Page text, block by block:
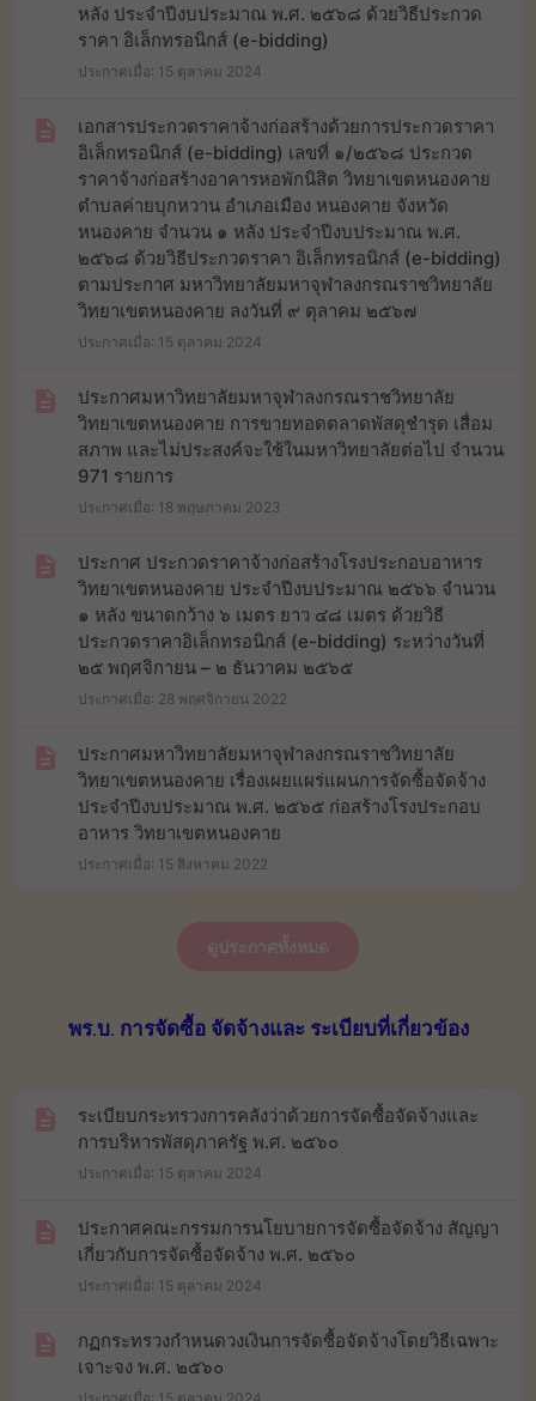
หลัง ประจำปีงบประมาณ พ.ศ. ๒๕๖๘ ด้วยวิธีประกวด
ราคา อิเล็กทรอนิกส์ (e-bidding)
ประกาศเมื่อ: 15 ตุลาคม 2024
เอกสารประกวดราคาจ้างก่อสร้างด้วยการประกวดราคา
อิเล็กทรอนิกส์ (e-bidding) เลขที่ ๑/๒๕๖๘ ประกวด
ราคาจ้างก่อสร้างอาคารหอพักนิสิต วิทยาเขตหนองคาย
ตำบลค่ายบุกหวาน อำเภอเมือง หนองคาย จังหวัด
หนองคาย จำนวน ๑ หลัง ประจำปีงบประมาณ พ.ศ.
๒๕๖๘ ด้วยวิธีประกวดราคา อิเล็กทรอนิกส์ (e-bidding)
ตามประกาศ มหาวิทยาลัยมหาจุฬาลงกรณราชวิทยาลัย
วิทยาเขตหนองคาย ลงวันที่ ๙ ตุลาคม ๒๕๖๗
ประกาศเมื่อ: 15 ตุลาคม 2024
ประกาศมหาวิทยาลัยมหาจุฬาลงกรณราชวิทยาลัย
วิทยาเขตหนองคาย การขายทอดตลาดพัสดุชำรุด เสื่อม
สภาพ และไม่ประสงค์จะใช้ในมหาวิทยาลัยต่อไป จำนวน
971 รายการ
ประกาศเมื่อ: 18 พฤษภาคม 2023
ประกาศ ประกวดราคาจ้างก่อสร้างโรงประกอบอาหาร
วิทยาเขตหนองคาย ประจำปีงบประมาณ ๒๕๖๖ จำนวน
๑ หลัง ขนาดกว้าง ๖ เมตร ยาว ๔๘ เมตร ด้วยวิธี
ประกวดราคาอิเล็กทรอนิกส์ (e-bidding) ระหว่างวันที่
๒๕ พฤศจิกายน – ๒ ธันวาคม ๒๕๖๕
ประกาศเมื่อ: 28 พฤศจิกายน 2022
ประกาศมหาวิทยาลัยมหาจุฬาลงกรณราชวิทยาลัย
วิทยาเขตหนองคาย เรื่องเผยแผร่แผนการจัดซื้อจัดจ้าง
ประจำปีงบประมาณ พ.ศ. ๒๕๖๕ ก่อสร้างโรงประกอบ
อาหาร วิทยาเขตหนองคาย
ประกาศเมื่อ: 15 สิงหาคม 2022
ดูประกาศทั้งหมด
พร.บ. การจัดซื้อ จัดจ้างและ ระเบียบที่เกี่ยวข้อง
ระเบียบกระทรวงการคลังว่าด้วยการจัดซื้อจัดจ้างและ
การบริหารพัสดุภาครัฐ พ.ศ. ๒๕๖๐
ประกาศเมื่อ: 15 ตุลาคม 2024
ประกาศคณะกรรมการนโยบายการจัดซื้อจัดจ้าง สัญญา
เกี่ยวกับการจัดซื้อจัดจ้าง พ.ศ. ๒๕๖๐
ประกาศเมื่อ: 15 ตุลาคม 2024
กฏกระทรวงกำหนดวงเงินการจัดซื้อจัดจ้างโดยวิธีเฉพาะ
เจาะจง พ.ศ. ๒๕๖๐